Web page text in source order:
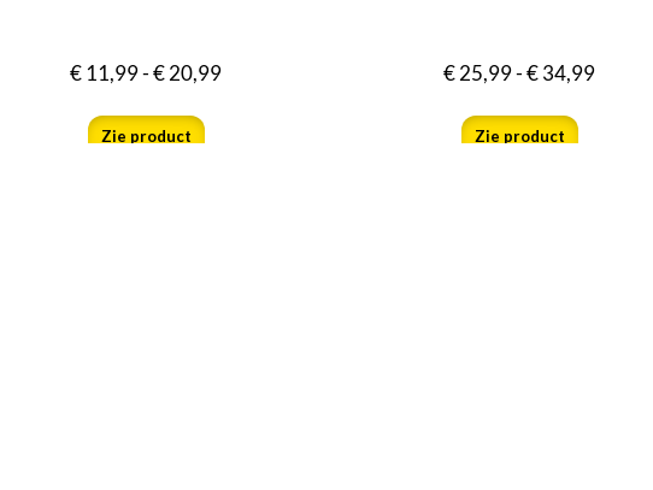
€11,99-€20,99
Zie product
€25,99-€34,99
Zie product